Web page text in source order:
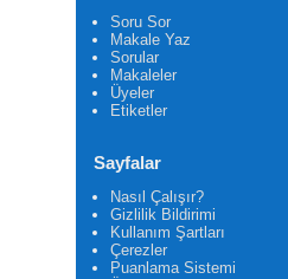
Soru Sor
Makale Yaz
Sorular
Makaleler
Üyeler
Etiketler
Sayfalar
Nasıl Çalışır?
Gizlilik Bildirimi
Kullanım Şartları
Çerezler
Puanlama Sistemi